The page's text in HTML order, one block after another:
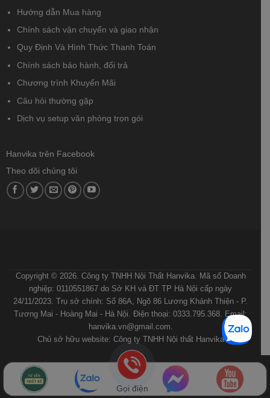
Hướng dẫn Mua hàng
Chính sách vận chuyển và giao nhận
Quy Định Và Hình Thức Thanh Toán
Chính sách bảo hành, đổi trả
Chương trình Khuyến Mãi
Câu hỏi thường gặp
Dịch vụ setup văn phòng trọn gói
Hanvika trên Facebook
Theo dõi chúng tôi
Copyright © 2026. Công ty TNHH Nội Thất Hanvika. Mã số Doanh
nghiệp: 0110551867 do Sở KH và ĐT TP Hà Nội cấp ngày
24/11/2023. Trụ sở chính: Số 86A, Ngõ 86 Lương Khánh Thiện - P.
Tương Mai - Hoàng Mai - Hà Nội. Điện thoại: 0333.795.368. Email:
hanvika.vn@gmail.com.
Chủ sở hữu website: Công ty TNHH Nội thất Hanvika
Gọi điện